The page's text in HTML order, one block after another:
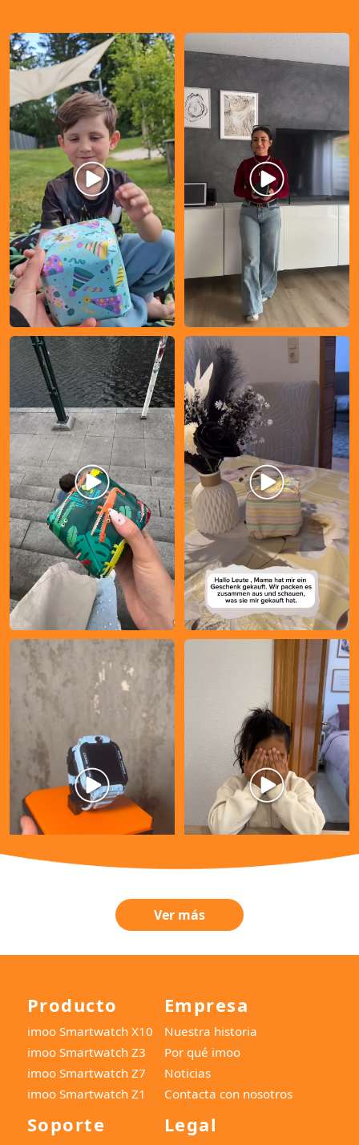
Ver más
Producto
imoo Smartwatch X10
imoo Smartwatch Z3
imoo Smartwatch Z7
imoo Smartwatch Z1
Empresa
Nuestra historia
Por qué imoo
Noticias
Contacta con nosotros
Soporte Legal